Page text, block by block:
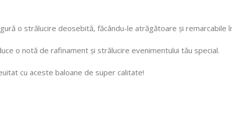
o strălucire deosebită, făcându-le atrăgătoare și remarcabile
o notă de rafinament și strălucire evenimentului tău special.
cu aceste baloane de super calitate!